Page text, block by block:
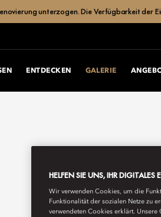
unterzogen. Die Verfügbarkeit der
ENTDECKEN GALERIE
HELFEN SIE UNS, IHR DIGITALES
Wir verwenden Cookies, um die
Funktionalität der sozialen Netze zu
verwendeten Cookies erklärt.